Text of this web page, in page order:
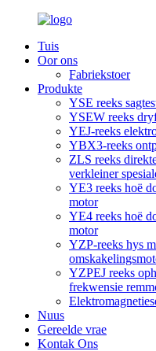
Tuis
Oor ons
Fabriekstoer
Produkte
YSE reeks
YSEW reeks
YEJ-reeks
YBX3-reeks
ZLS reeks
verkleiner
YE3 reeks hoë
motor
YE4 reeks hoë
motor
YZP-reeks hys
YZPEJ reeks
frekwensie
Nuus
Gereelde vrae
Kontak Ons